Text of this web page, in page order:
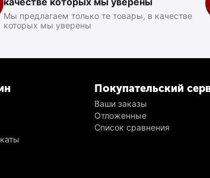
Мы предлагаем только те товары, в качестве
которых мы уверены
Покупательский
Ваши заказы
Отложенные
Список сравнения